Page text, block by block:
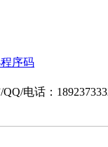
电话：